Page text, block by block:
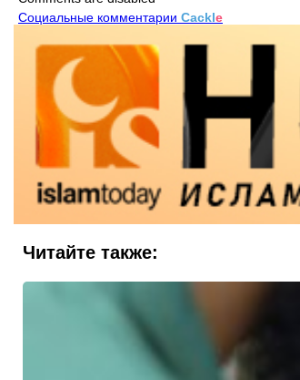
Социальные комментарии Cackle
Читайте также: